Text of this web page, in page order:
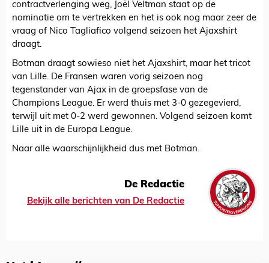
contractverlenging weg, Joël Veltman staat op de
nominatie om te vertrekken en het is ook nog maar zeer de
vraag of Nico Tagliafico volgend seizoen het Ajaxshirt
draagt.
Botman draagt sowieso niet het Ajaxshirt, maar het tricot
van Lille. De Fransen waren vorig seizoen nog
tegenstander van Ajax in de groepsfase van de
Champions League. Er werd thuis met 3-0 gezegevierd,
terwijl uit met 0-2 werd gewonnen. Volgend seizoen komt
Lille uit in de Europa League.
Naar alle waarschijnlijkheid dus met Botman.
De Redactie
Bekijk alle berichten van De Redactie